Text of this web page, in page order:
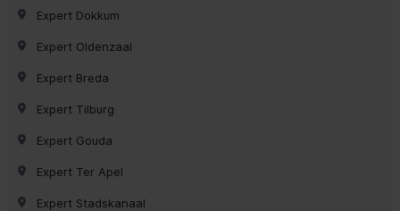
Expert Dokkum
Expert Oldenzaal
Expert Breda
Expert Tilburg
Expert Gouda
Expert Ter Apel
Expert Stadskanaal